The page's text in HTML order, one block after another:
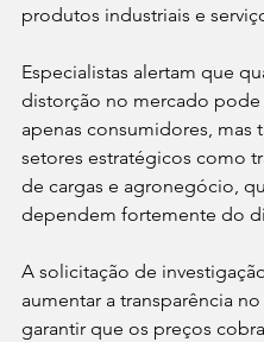
produtos industriais e
Especialistas alertam que
distorção no mercado pode
apenas consumidores, mas
setores estratégicos como
de cargas e agronegócio,
dependem fortemente do
A solicitação de
aumentar a transparência
garantir que os preços